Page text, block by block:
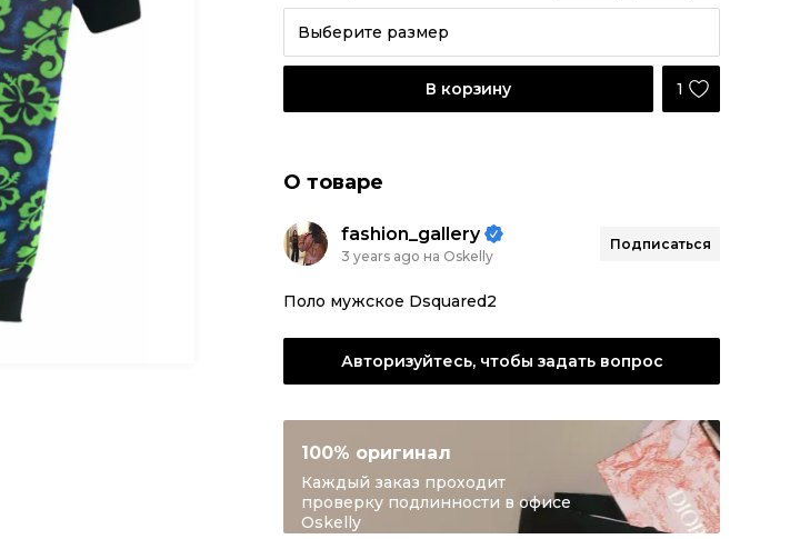
Выберите размер
В корзину 1
О товаре
fashion_gallery
3 years ago на Oskelly
Подписаться
Поло мужское Dsquared2
Авторизуйтесь, чтобы задать вопрос
100% оригинал
Каждый заказ проходит
проверку подлинности в офисе
Oskelly